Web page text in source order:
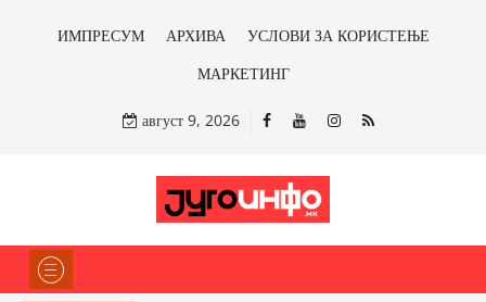
ИМПРЕСУМ АРХИВА
УСЛОВИ ЗА КОРИСТЕЊЕ
МАРКЕТИНГ
август 9, 2026